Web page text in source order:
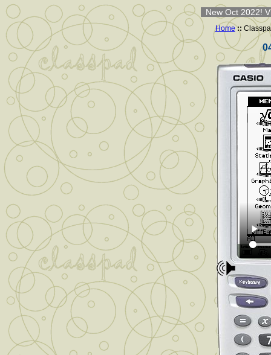
New Oct 2022!
Home ::